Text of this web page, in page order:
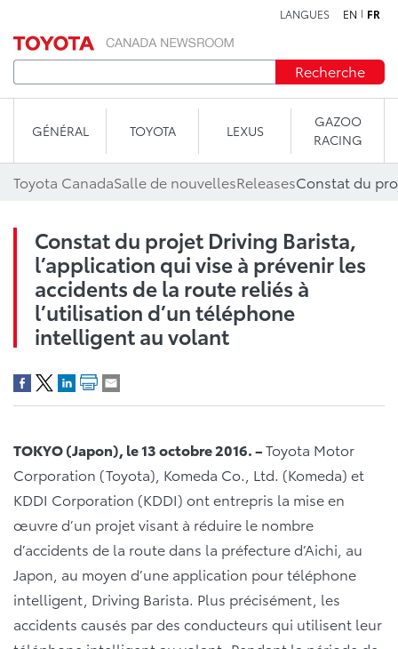
LANGUES EN FR
Recherche
GÉNÉRAL TOYOTA LEXUS
GAZOO
RACING
Toyota CanadaSalle de nouvellesReleases
Constat du projet Driving Barista,
l’application qui vise à prévenir les
accidents de la route reliés à
l’utilisation d’un téléphone
intelligent au volant
TOKYO (Japon), le 13 octobre 2016. –Toyota Motor
Corporation (Toyota), Komeda Co., Ltd. (Komeda) et
KDDI Corporation (KDDI) ont entrepris la mise en
œuvre d’un projet visant à réduire le nombre
d’accidents de la route dans la préfecture d’Aichi, au
Japon, au moyen d’une application pour téléphone
intelligent, Driving Barista. Plus précisément, les
accidents causés par des conducteurs qui utilisent leur